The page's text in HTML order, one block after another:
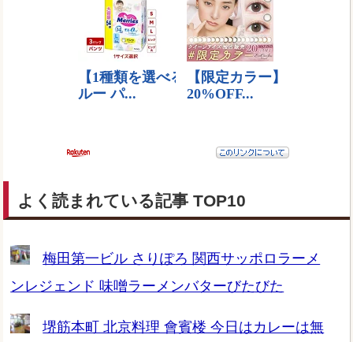
よく読まれている記事 TOP10
梅田第一ビル さりぽろ 関西サッポロラーメ
ンレジェンド 味噌ラーメンバターびたびた
堺筋本町 北京料理 會賓楼 今日はカレーは無